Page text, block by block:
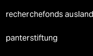
recherchefonds ausland
panterstiftung